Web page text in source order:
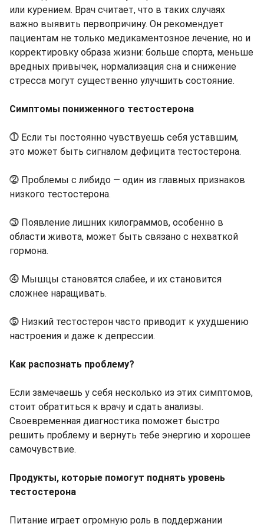
или курением. Врач считает, что в таких случаях
важно выявить первопричину. Он рекомендует
пациентам не только медикаментозное лечение, но и
корректировку образа жизни: больше спорта, меньше
вредных привычек, нормализация сна и снижение
стресса могут существенно улучшить состояние.
Симптомы пониженного тестостерона
⓵ Если ты постоянно чувствуешь себя уставшим,
это может быть сигналом дефицита тестостерона.
⓶ Проблемы с либидо — один из главных признаков
низкого тестостерона.
⓷ Появление лишних килограммов, особенно в
области живота, может быть связано с нехваткой
гормона.
⓸ Мышцы становятся слабее, и их становится
сложнее наращивать.
⓹ Низкий тестостерон часто приводит к ухудшению
настроения и даже к депрессии.
Как распознать проблему?
Если замечаешь у себя несколько из этих симптомов,
стоит обратиться к врачу и сдать анализы.
Своевременная диагностика поможет быстро
решить проблему и вернуть тебе энергию и хорошее
самочувствие.
Продукты, которые помогут поднять уровень
тестостерона
Питание играет огромную роль в поддержании